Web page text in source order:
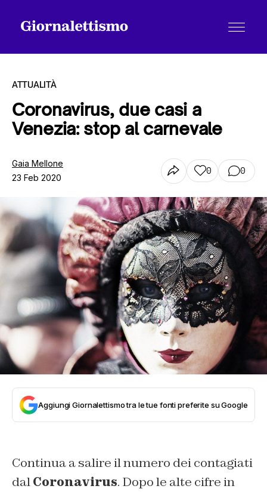
Tutti gli articoli
Chi siamo
Contatti
ATTUALITÀ
Coronavirus, due casi a
Venezia: stop al carnevale
Gaia Mellone
23 Feb 2020
0 0
Aggiungi Giornalettismo tra le tue fonti preferite su Google
Continua a salire il numero dei contagiati
dalCoronavirus. Dopo le alte cifre in